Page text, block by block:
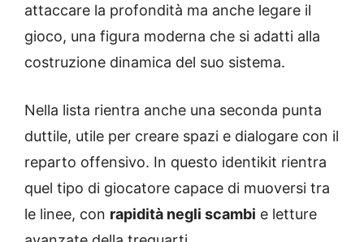
attaccare la profondità ma anche legare il
gioco, una figura moderna che si adatti alla
costruzione dinamica del suo sistema.
Nella lista rientra anche una seconda punta
duttile, utile per creare spazi e dialogare con il
reparto offensivo. In questo identikit rientra
quel tipo di giocatore capace di muoversi tra
le linee, con rapidità negli scambi e letture